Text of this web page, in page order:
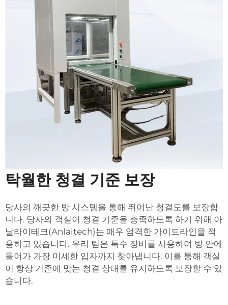
탁월한 청결 기준 보장
당사의 깨끗한 방 시스템을 통해 뛰어난 청결도를 보장합
니다. 당사의 객실이 청결 기준을 충족하도록 하기 위해 아
날라이테크(Anlaitech)는 매우 엄격한 가이드라인을 적
용하고 있습니다. 우리 팀은 특수 장비를 사용하여 방 안에
들어가 가장 미세한 입자까지 찾아냅니다. 이를 통해 객실
이 항상 기준에 맞는 청결 상태를 유지하도록 보장할 수 있
습니다.